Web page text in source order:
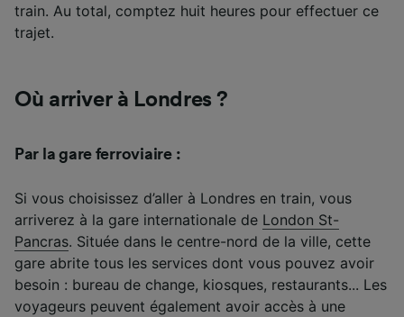
train. Au total, comptez huit heures pour effectuer ce
trajet.
Où arriver à Londres ?
Par la gare ferroviaire :
Si vous choisissez d’aller à Londres en train, vous
arriverez à la gare internationale de London St-
Pancras. Située dans le centre-nord de la ville, cette
gare abrite tous les services dont vous pouvez avoir
besoin : bureau de change, kiosques, restaurants... Les
voyageurs peuvent également avoir accès à une